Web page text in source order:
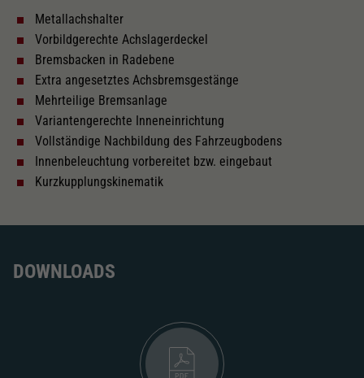
Innenbeleuchtung
Lötpunkte
Wechselstrom
250,7 Länger über Puffer in mm
Tauschsatz für Wechselstrom
Metallachshalter
Vorbildgerechte Achslagerdeckel
Bremsbacken in Radebene
Extra angesetztes Achsbremsgestänge
Mehrteilige Bremsanlage
Variantengerechte Inneneinrichtung
Vollständige Nachbildung des Fahrzeugbodens
Innenbeleuchtung vorbereitet bzw. eingebaut
Kurzkupplungskinematik
DOWNLOADS